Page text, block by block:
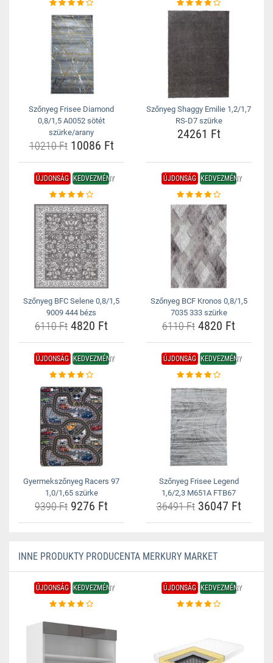
Szőnyeg Frisee Diamond
0,8/1,5 A0052 sötét
szürke/arany
10210 Ft10086 Ft
Szőnyeg Shaggy Emilie 1,2/1,7
RS-D7 szürke
24261 Ft
ÚJDONSÁG KEDVEZMÉNY
Szőnyeg BFC Selene 0,8/1,5
9009 444 bézs
6110 Ft 4820 Ft
ÚJDONSÁG KEDVEZMÉNY
Szőnyeg BCF Kronos 0,8/1,5
7035 333 szürke
6110 Ft 4820 Ft
ÚJDONSÁG KEDVEZMÉNY
Gyermekszőnyeg Racers 97
1,0/1,65 szürke
9390 Ft 9276 Ft
ÚJDONSÁG KEDVEZMÉNY
Szőnyeg Frisee Legend
1,6/2,3 M651A FTB67
36491 Ft36047 Ft
INNE PRODUKTY PRODUCENTA MERKURY MARKET
ÚJDONSÁG KEDVEZMÉNY ÚJDONSÁG KEDVEZMÉNY